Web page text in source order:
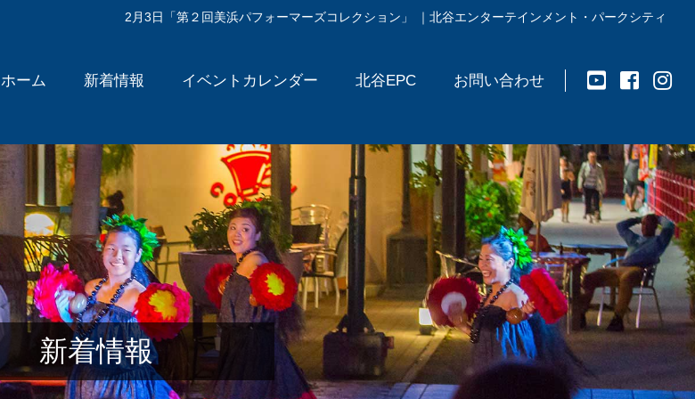
2月3日「第２回美浜パフォーマーズコレクション」 ｜北谷エンターテインメント・パークシティ
ホーム 新着情報 イベントカレンダー 北谷EPC お問い合わせ
新着情報